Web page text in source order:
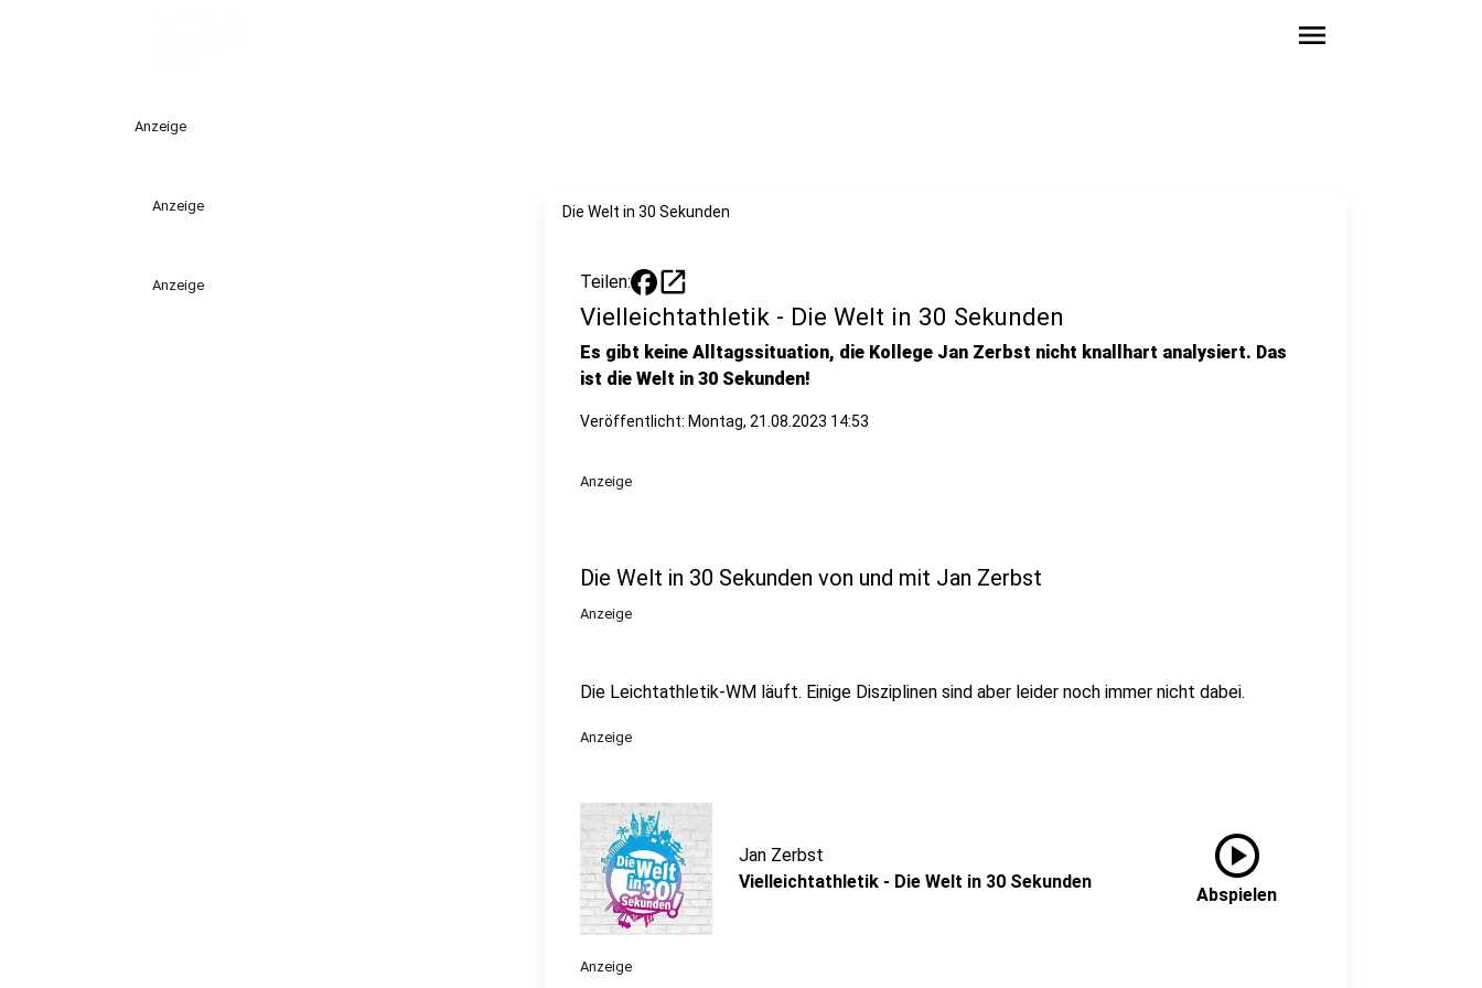
menu
Anzeige
Anzeige
Anzeige
Die Welt in 30 Sekunden
Teilen: open_in_new
Vielleichtathletik - Die Welt in 30 Sekunden
Es gibt keine Alltagssituation, die Kollege Jan Zerbst nicht knallhart analysiert. Das
ist die Welt in 30 Sekunden!
Veröffentlicht: Montag, 21.08.2023 14:53
Anzeige
Die Welt in 30 Sekunden von und mit Jan Zerbst
Anzeige
Die Leichtathletik-WM läuft. Einige Disziplinen sind aber leider noch immer nicht dabei.
Anzeige
Jan Zerbst
Vielleichtathletik - Die Welt in 30 Sekunden
play_circle
Abspielen
Anzeige